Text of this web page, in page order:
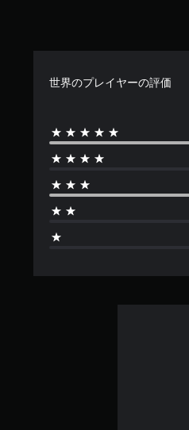
世界のプレイヤーの評価